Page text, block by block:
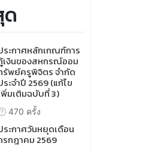
ด
ระกาศหลักเกณฑ์การ
เงินของสหกรณ์ออม
รัพย์ครูพิจิตร จำกัด
ระจำปี 2569 (แก้ไข
พิ่มเติมฉบับที่ 3)
470 ครั้ง
ระกาศวันหยุดเดือน
รกฎาคม 2569